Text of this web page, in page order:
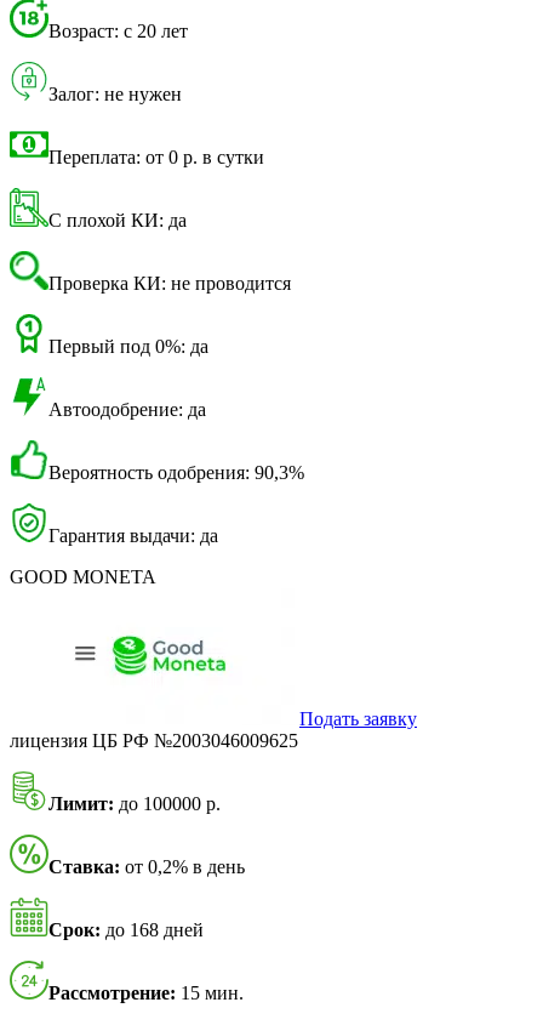
Возраст: с 20 лет
Залог: не нужен
Переплата: от 0 р. в сутки
С плохой КИ: да
Проверка КИ: не проводится
Первый под 0%: да
Автоодобрение: да
Вероятность одобрения: 90,3%
Гарантия выдачи: да
GOOD MONETA
Подать заявку
лицензия ЦБ РФ №2003046009625
Лимит: до 100000 р.
Ставка: от 0,2% в день
Срок: до 168 дней
Рассмотрение: 15 мин.